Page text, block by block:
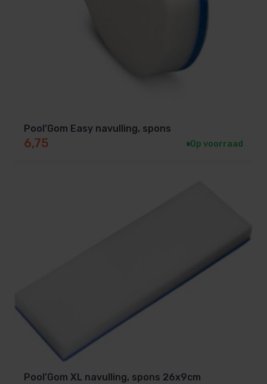
Pool’Gom Easy navulling, spons
6,75 Op voorraad
Pool’Gom XL navulling, spons 26x9cm